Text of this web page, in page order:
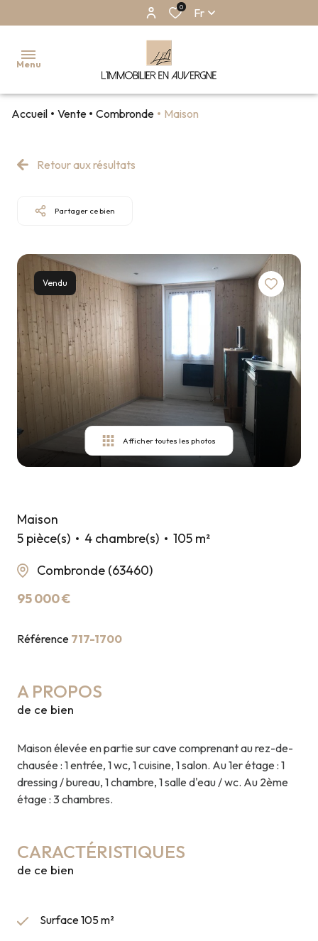
0 Fr
Menu
BIENS
NOS
NOS
BIENS
VENDUS
ESTIMER
VOTRE
BIEN
CONTACT
Accueil Vente Combronde Maison
Retour aux résultats
Partager ce bien
Vendu
Afficher toutes les photos
Maison
5 pièce(s)
4 chambre(s)
105 m²
Combronde (63460)
95 000 €
Référence 717-1700
A PROPOS
de ce bien
Maison élevée en partie sur cave comprenant au rez-de-
chausée : 1 entrée, 1 wc, 1 cuisine, 1 salon. Au 1er étage : 1
dressing / bureau, 1 chambre, 1 salle d'eau / wc. Au 2ème
étage : 3 chambres.
CARACTÉRISTIQUES
de ce bien
Surface 105 m²